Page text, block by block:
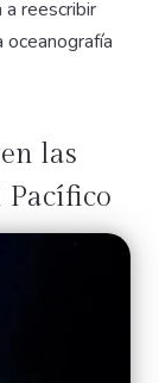
a reescribir
las